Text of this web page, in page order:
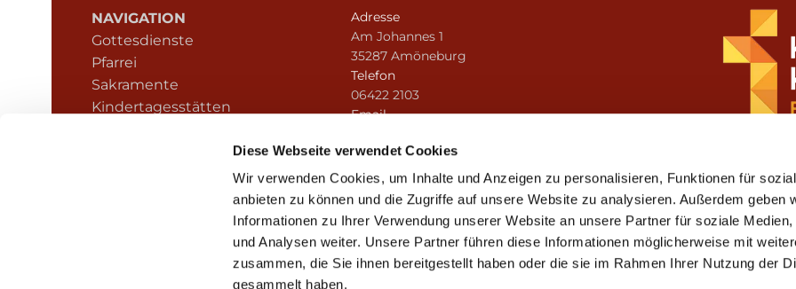
Diese Webseite verwendet Cookies
Wir verwenden Cookies, um Inhalte und Anzeigen zu personalisieren, Funktionen für
anbieten zu können und die Zugriffe auf unsere Website zu analysieren. Außerdem geben
Informationen zu Ihrer Verwendung unserer Website an unsere Partner für soziale Medien,
und Analysen weiter. Unsere Partner führen diese Informationen möglicherweise mit
zusammen, die Sie ihnen bereitgestellt haben oder die sie im Rahmen Ihrer Nutzung der
gesammelt haben.
NAVIGATION
Gottesdienste
Pfarrei
Sakramente
Kindertagesstätten
Hinweisgeberschutz
Adresse
Am Johannes 1
35287 Amöneburg
Telefon
06422 2103
Email
Impressum Datenschutzerklärung ChurchDesk-